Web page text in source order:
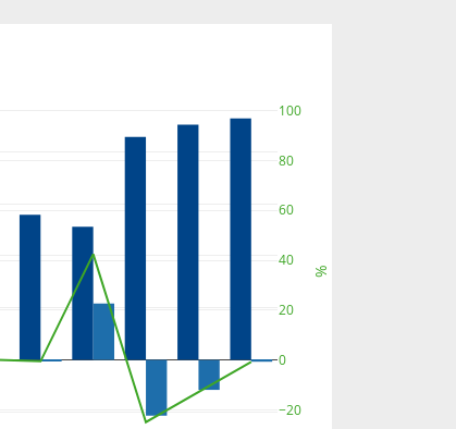
−20
0
20
40
60
80
100
%